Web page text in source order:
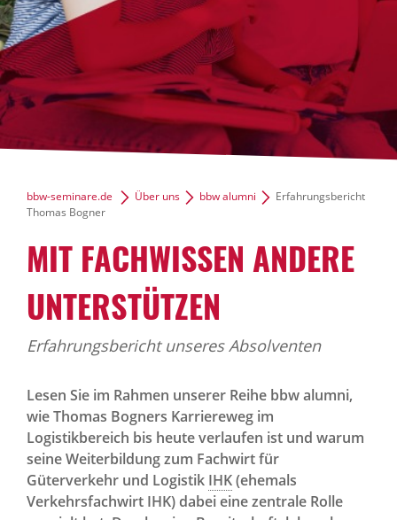
bbw-seminare.de Über uns bbw alumni
Erfahrungsbericht
Thomas Bogner
MIT FACHWISSEN ANDERE
UNTERSTÜTZEN
Erfahrungsbericht unseres Absolventen
Lesen Sie im Rahmen unserer Reihe bbw alumni,
wie Thomas Bogners Karriereweg im
Logistikbereich bis heute verlaufen ist und warum
seine Weiterbildung zum Fachwirt für
Güterverkehr und Logistik IHK(ehemals
Verkehrsfachwirt IHK) dabei eine zentrale Rolle